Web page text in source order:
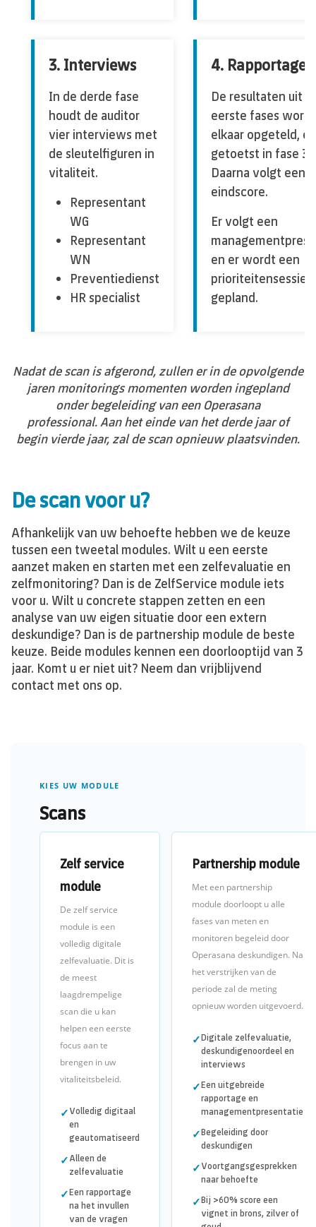
3. Interviews
In de derde fase
houdt de auditor
vier interviews met
de sleutelfiguren in
vitaliteit.
Representant
WG
Representant
WN
Preventiedienst
HR specialist
4. Rapportage
De resultaten uit
eerste fases
elkaar opgeteld, en
getoetst in fase 3.
Daarna volgt een
eindscore.
Er volgt een
en er wordt een
prioriteitensessie
gepland.
Nadat de scan is afgerond, zullen er in de opvolgende
jaren monitorings momenten worden ingepland
onder begeleiding van een Operasana
professional. Aan het einde van het derde jaar of
begin vierde jaar, zal de scan opnieuw plaatsvinden.
De scan voor u?
Afhankelijk van uw behoefte hebben we de keuze
tussen een tweetal modules. Wilt u een eerste
aanzet maken en starten met een zelfevaluatie en
zelfmonitoring? Dan is de ZelfService module iets
voor u. Wilt u concrete stappen zetten en een
analyse van uw eigen situatie door een extern
deskundige? Dan is de partnership module de beste
keuze. Beide modules kennen een doorlooptijd van 3
jaar. Komt u er niet uit? Neem dan vrijblijvend
contact met ons op.
KIES UW MODULE
Scans
Zelf service
module
De zelf service
module is een
volledig digitale
zelfevaluatie. Dit is
de meest
laagdrempelige
scan die u kan
helpen een eerste
focus aan te
brengen in uw
vitaliteitsbeleid.
✓Volledig digitaal
en
geautomatiseerd
✓Alleen de
zelfevaluatie
✓Een rapportage
na het invullen
van de vragen
Partnership module
Met een partnership
module doorloopt u alle
fases van meten en
monitoren begeleid door
Operasana deskundigen. Na
het verstrijken van de
periode zal de meting
opnieuw worden uitgevoerd.
✓Digitale zelfevaluatie,
deskundigenoordeel en
interviews
✓Een uitgebreide
rapportage en
managementpresentatie
✓Begeleiding door
deskundigen
✓Voortgangsgesprekken
naar behoefte
✓Bij >60% score een
vignet in brons, zilver of